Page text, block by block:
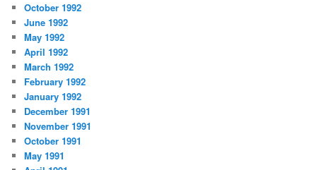
October 1992
June 1992
May 1992
April 1992
March 1992
February 1992
January 1992
December 1991
November 1991
October 1991
May 1991